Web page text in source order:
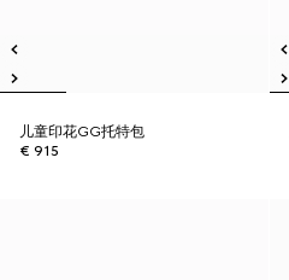
儿童印花GG托特包
€ 915